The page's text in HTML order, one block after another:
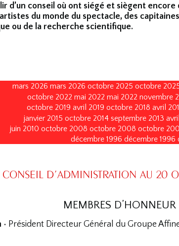
d’un conseil où ont siégé et siègent
du monde du spectacle, des
ou de la recherche scientifique.
mars 2026 mars 2026 octobre 2025 octobre
octobre 2022 mai 2022 mai 2022 novembre
octobre 2019 avril 2019 octobre 2018 avril
janvier 2015 octobre 2014 septembre 2013
juin 2010 octobre 2008 octobre 2008 octobre
décembre 1996 décembre 1996
CONSEIL D’ADMINISTRATION AU 20
MEMBRES D’HONNEUR
• Président Directeur Général du Groupe